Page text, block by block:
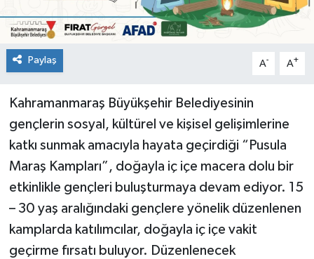
Paylaş A- A+
Kahramanmaraş Büyükşehir Belediyesinin
gençlerin sosyal, kültürel ve kişisel gelişimlerine
katkı sunmak amacıyla hayata geçirdiği “Pusula
Maraş Kampları”, doğayla iç içe macera dolu bir
etkinlikle gençleri buluşturmaya devam ediyor. 15
– 30 yaş aralığındaki gençlere yönelik düzenlenen
kamplarda katılımcılar, doğayla iç içe vakit
geçirme fırsatı buluyor. Düzenlenecek